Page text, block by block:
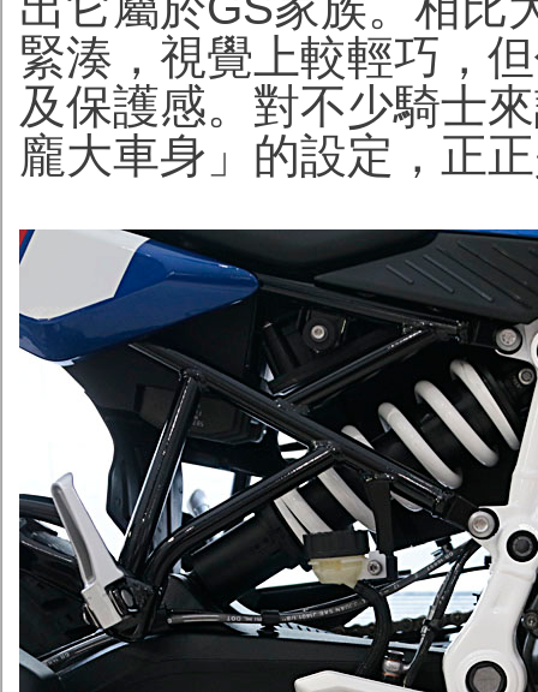
緊湊，視覺上較輕巧，
及保護感。對不少騎士
龐大車身」的設定，正